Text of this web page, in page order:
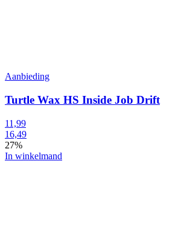
Aanbieding
Turtle Wax HS Inside Job Drift
11,99
16,49
27%
In winkelmand